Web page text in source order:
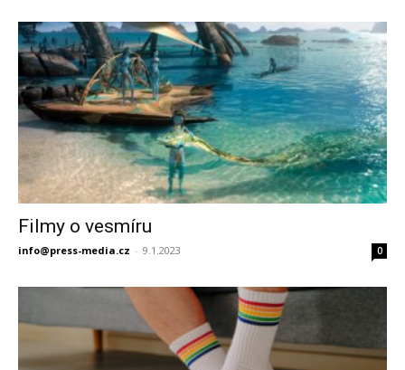
Filmy o vesmíru
info@press-media.cz - 9.1.2023 0